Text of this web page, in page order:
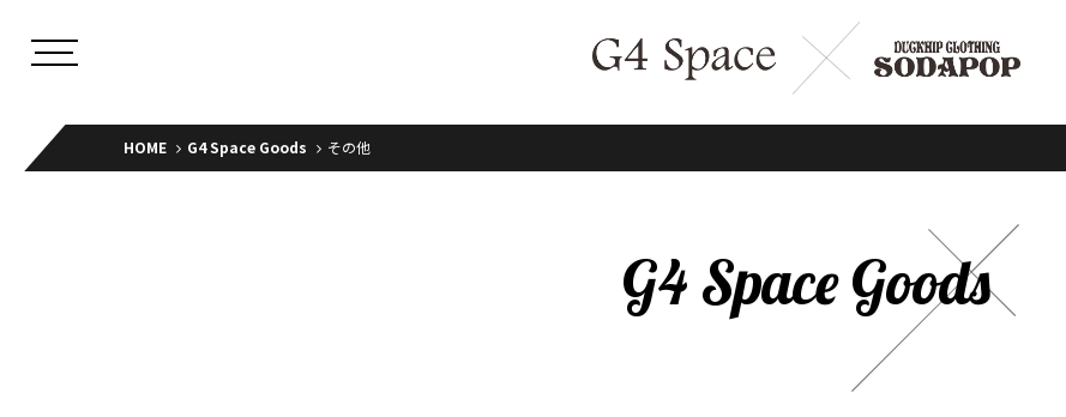
HOME G4 Space Goods その他
G4 Space Goods